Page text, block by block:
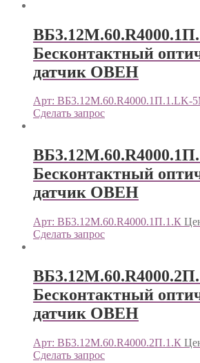
Бесконтактный
датчик ОВЕН
Арт: ВБ3.12М.60.R4000.1П.1.LK-
Сделать запрос
Бесконтактный
датчик ОВЕН
Арт: ВБ3.12М.60.R4000.1П.1.К
Сделать запрос
Бесконтактный
датчик ОВЕН
Арт: ВБ3.12М.60.R4000.2П.1.К
Сделать запрос